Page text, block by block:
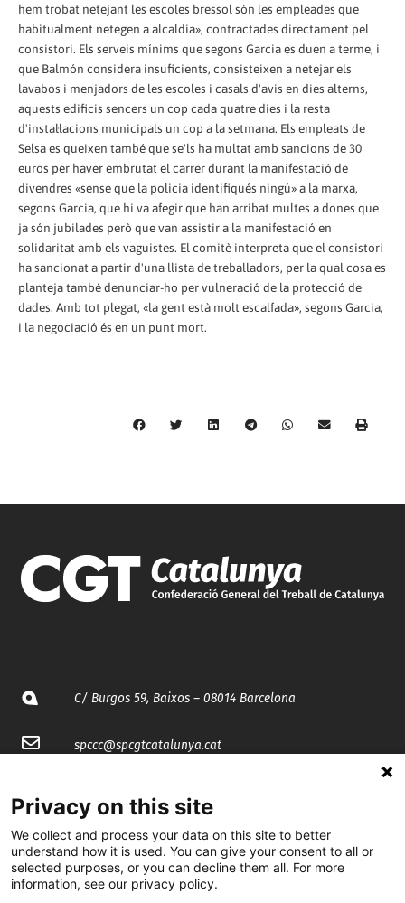
hem trobat netejant les escoles bressol són les empleades que
habitualment netegen a alcaldia», contractades directament pel
consistori. Els serveis mínims que segons Garcia es duen a terme, i
que Balmón considera insuficients, consisteixen a netejar els
lavabos i menjadors de les escoles i casals d'avis en dies alterns,
aquests edificis sencers un cop cada quatre dies i la resta
d'instal·lacions municipals un cop a la setmana. Els empleats de
Selsa es queixen també que se'ls ha multat amb sancions de 30
euros per haver embrutat el carrer durant la manifestació de
divendres «sense que la policia identifiqués ningú» a la marxa,
segons Garcia, que hi va afegir que han arribat multes a dones que
ja són jubilades però que van assistir a la manifestació en
solidaritat amb els vaguistes. El comitè interpreta que el consistori
ha sancionat a partir d'una llista de treballadors, per la qual cosa es
planteja també denunciar-ho per vulneració de la protecció de
dades. Amb tot plegat, «la gent està molt escalfada», segons Garcia,
i la negociació és en un punt mort.
C/ Burgos 59, Baixos – 08014 Barcelona
spccc@spcgtcatalunya.cat
@CGTCatalunya
cgtcatalunya
Privacy on this site
We collect and process your data on this site to better
understand how it is used. You can give your consent to all or
selected purposes, or you can decline them all. For more
information, see our privacy policy.